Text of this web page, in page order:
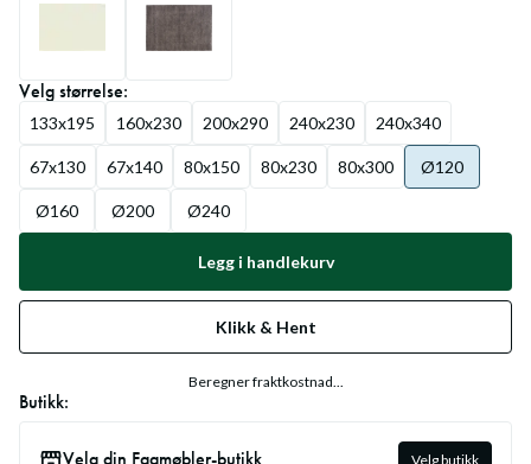
Velgstørrelse:
133x195 160x230 200x290 240x230 240x340
67x130 67x140 80x150 80x230 80x300 Ø120
Ø160 Ø200 Ø240
Legg i handlekurv
Klikk & Hent
Beregner fraktkostnad...
Butikk:
Velg din Fagmøbler-butikk Velg butikk